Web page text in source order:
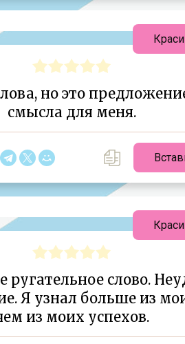
но это
смысла для меня.
ругательное слово.
Я узнал больше из
из моих успехов.